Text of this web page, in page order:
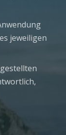
jeweiligen